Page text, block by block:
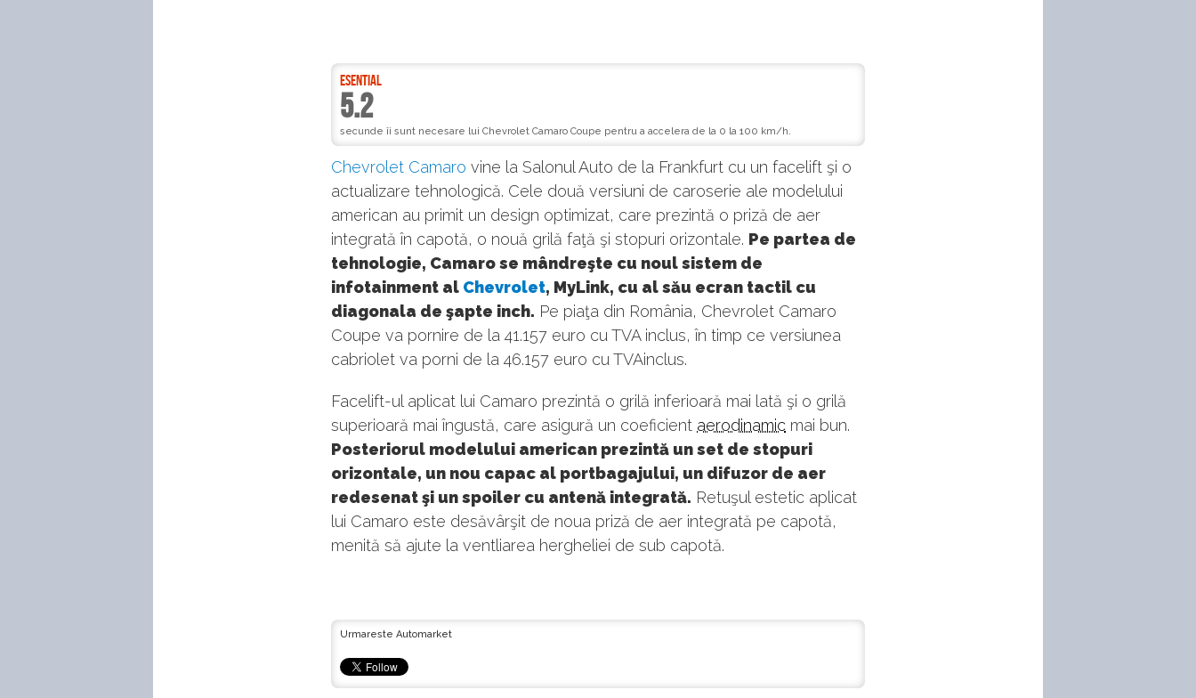
ESENTIAL
5.2
secunde îi sunt necesare lui Chevrolet Camaro Coupe pentru a accelera de la 0 la 100 km/h.
Chevrolet Camaro vine la Salonul Auto de la Frankfurt cu un facelift şi o
actualizare tehnologică. Cele două versiuni de caroserie ale modelului
american au primit un design optimizat, care prezintă o priză de aer
integrată în capotă, o nouă grilă faţă şi stopuri orizontale. Pe partea de
tehnologie, Camaro se mândreşte cu noul sistem de
infotainment al Chevrolet, MyLink, cu al său ecran tactil cu
diagonala de şapte inch. Pe piaţa din România, Chevrolet Camaro
Coupe va pornire de la 41.157 euro cu TVA inclus, în timp ce versiunea
cabriolet va porni de la 46.157 euro cu TVAinclus.
Facelift-ul aplicat lui Camaro prezintă o grilă inferioară mai lată şi o grilă
superioară mai îngustă, care asigură un coeficient aerodinamic mai bun.
Posteriorul modelului american prezintă un set de stopuri
orizontale, un nou capac al portbagajului, un difuzor de aer
redesenat şi un spoiler cu antenă integrată. Retuşul estetic aplicat
lui Camaro este desăvârşit de noua priză de aer integrată pe capotă,
menită să ajute la ventliarea hergheliei de sub capotă.
Urmareste Automarket